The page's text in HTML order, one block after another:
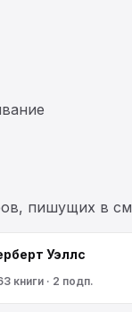
пишущих в
Уэллс
книги · 2 подп.